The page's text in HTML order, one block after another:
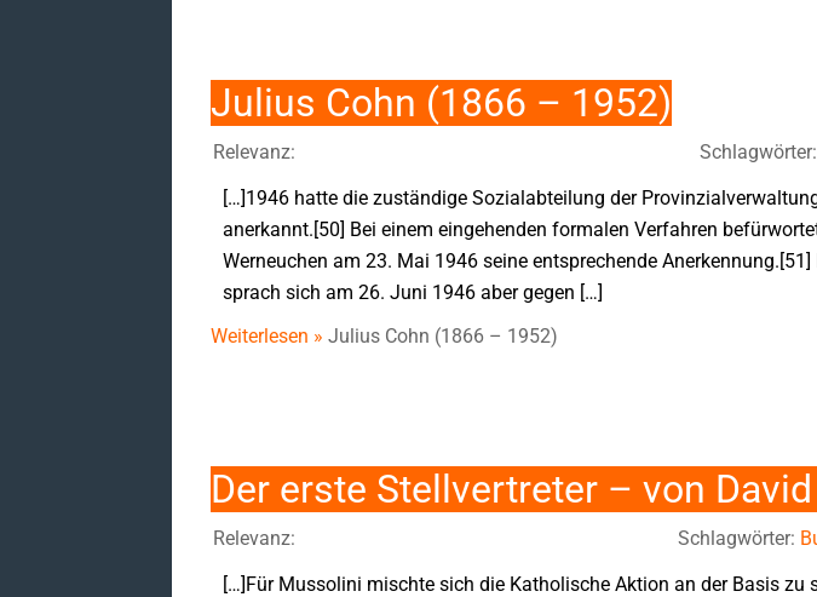
Julius Cohn (1866 – 1952)
Relevanz: Schlagwörter:
[…]1946 hatte die zuständige Sozialabteilung der
anerkannt.[50] Bei einem eingehenden formalen Verfahren
Werneuchen am 23. Mai 1946 seine entsprechende
sprach sich am 26. Juni 1946 aber gegen […]
Weiterlesen » Julius Cohn (1866 – 1952)
Der erste Stellvertreter – von
Relevanz: Schlagwörter:
[…]Für Mussolini mischte sich die Katholische Aktion an der Basis zu